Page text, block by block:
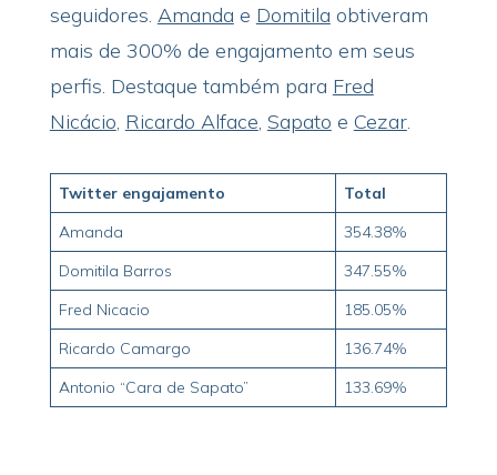
seguidores. Amanda e Domitila obtiveram
mais de 300% de engajamento em seus
perfis. Destaque também para Fred
Nicácio Ricardo Alface Sapato e Cezar.
Twitter engajamento
Total
Amanda
354.38%
Domitila Barros
347.55%
Fred Nicacio
185.05%
Ricardo Camargo
136.74%
Antonio “Cara de Sapato”
133.69%